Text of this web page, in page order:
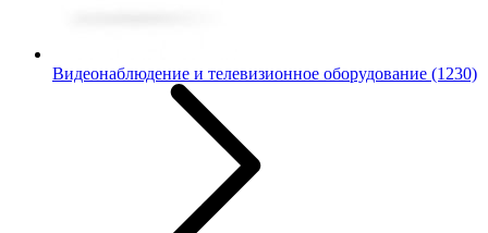
Видеонаблюдение и телевизионное оборудование (1230)